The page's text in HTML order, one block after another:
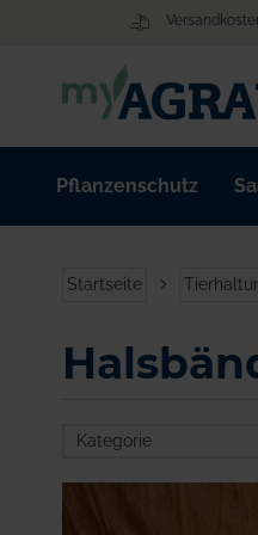
Pflanzenschutz
Startseite
Kategorie